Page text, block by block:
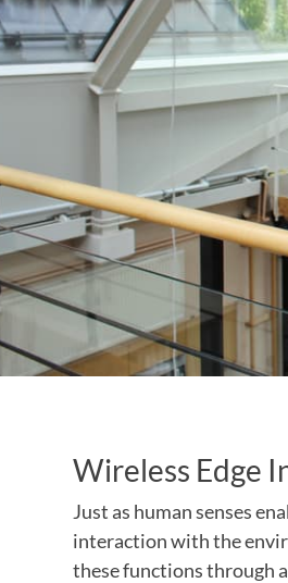
Wireless Edge
Just as human senses
interaction with the
these functions through